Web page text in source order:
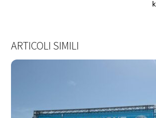
ARTICOLI SIMILI